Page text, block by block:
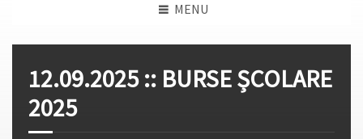
MENU
12.09.2025 :: BURSE ȘCOLARE
2025